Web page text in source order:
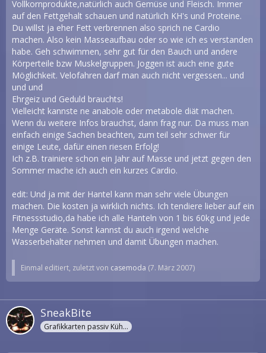
Vollkornprodukte,natürlich auch Gemüse und Fleisch. Immer
auf den Fettgehalt schauen und natürlich KH's und Proteine.
Du willst ja eher Fett verbrennen also sprich ne Cardio
machen. Also kein Masseaufbau oder so wie ich es verstanden
habe. Geh schwimmen, sehr gut für den Bauch und andere
Körperteile bzw Muskelgruppen. Joggen ist auch eine gute
Möglichkeit. Velofahren darf man auch nicht vergessen... und
und und
Ehrgeiz und Geduld brauchts!
Vielleicht kannste ne anabole oder metabole diät machen.
Wenn du weitere Infos brauchst, dann frag nur. Da muss man
einfach einige Sachen beachten, zum teil sehr schwer für
einige Leute, dafür einen riesen Erfolg!
Ich z.B. trainiere schon ein Jahr auf Masse und jetzt gegen den
Sommer mache ich auch ein kurzes Cardio.
edit: Und ja mit der Hantel kann man sehr viele Übungen
machen. Die kosten ja wirklich nichts. Ich tendiere lieber auf ein
Fitnessstudio,da habe ich alle Hanteln von 1 bis 60kg und jede
Menge Geräte. Sonst kannst du auch irgend welche
Wasserbehälter nehmen und damit Übungen machen.
Einmal editiert, zuletzt von casemoda (7. März 2007)
SneakBite
Grafikkarten passiv Kühler